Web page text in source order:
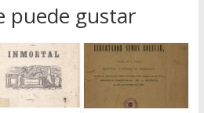
puede gustar